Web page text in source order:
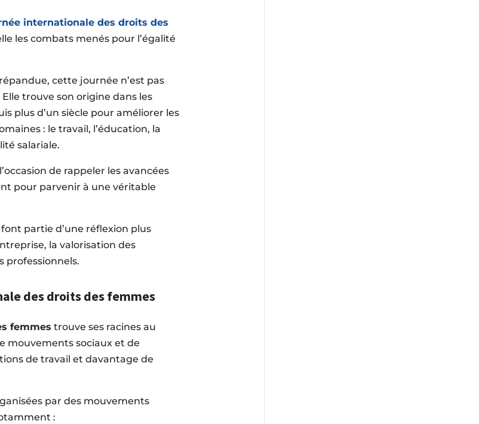
internationale des droits des
les combats menés pour l’égalité
cette journée n’est pas
trouve son origine dans les
plus d’un siècle pour améliorer les
: le travail, l’éducation, la
salariale.
de rappeler les avancées
pour parvenir à une véritable
partie d’une réflexion plus
la valorisation des
professionnels.
des droits des femmes
femmes trouve ses racines au
mouvements sociaux et de
de travail et davantage de
par des mouvements
: